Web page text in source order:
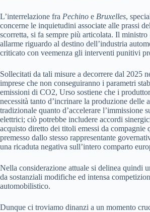
L’interrelazione fra Pechino e Bruxelles,
concerne le inquietudini associate alle prassi
scorretta, si fa sempre più articolata. Il ministro
allarme riguardo al destino dell’industria
criticato con veemenza gli interventi punitivi
Sollecitati da tali misure a decorrere dal 2025
imprese che non conseguiranno i parametri
emissioni di CO2, Urso sostiene che i
necessità tanto d’incrinare la produzione delle
tradizionale quanto d’accelerare l’immissione
elettrici; ciò potrebbe includere accordi
acquisto diretto dei titoli emessi da compagnie
premesso dallo stesso rappresentante
una ricaduta negativa sull’intero comparto
Nella considerazione attuale si delinea quindi
da sostanziali modifiche ed intensa
automobilistico.
Dunque ci troviamo dinanzi a un momento